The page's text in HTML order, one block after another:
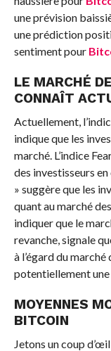
une prévision
une prédiction
sentiment pour
LE MARCHÉ
CONNAÎT
Actuellement,
indique que les
marché. L’indice
des investisseurs
» suggère que les
quant au marché
indiquer que le
revanche, signale
à l’égard du
potentiellement
MOYENNES
BITCOIN
Jetons un coup